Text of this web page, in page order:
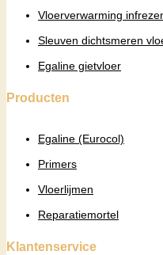
Vloerverwarming
Sleuven dichtsmeren
Egaline gietvloer
Producten
Egaline (Eurocol)
Primers
Vloerlijmen
Reparatiemortel
Klantenservice